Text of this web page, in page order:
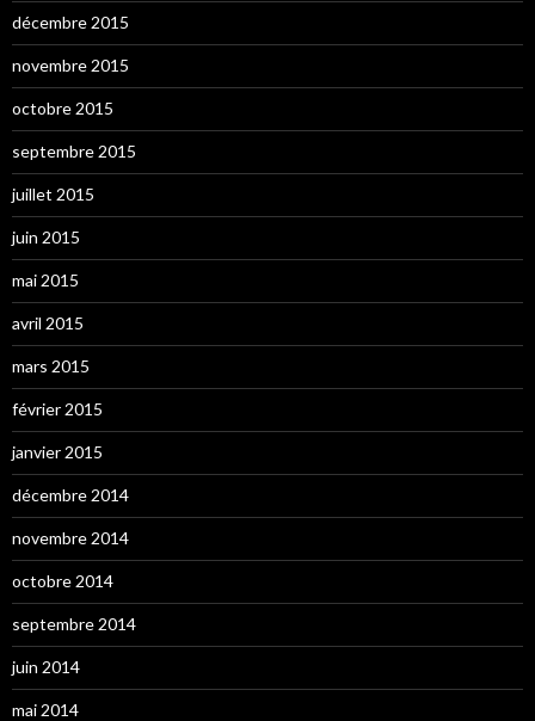
décembre 2015
novembre 2015
octobre 2015
septembre 2015
juillet 2015
juin 2015
mai 2015
avril 2015
mars 2015
février 2015
janvier 2015
décembre 2014
novembre 2014
octobre 2014
septembre 2014
juin 2014
mai 2014